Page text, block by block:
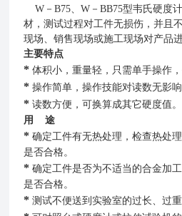
W－B75、W－BB75型韦氏硬度
材，测试过程对工件无损伤，并且
现场、销售现场或施工现场对产品
主要特点
*体积小，重量轻，只需单手操作，
*操作简单，操作技能对读数无影响
*读数方便，可换算成其它硬度值。
用 途
*确定工件有无热处理，检查热处
是否合格。
*确定工件是否为不适当的合金加
是否合格。
*测试不便送到实验室的过长、过重